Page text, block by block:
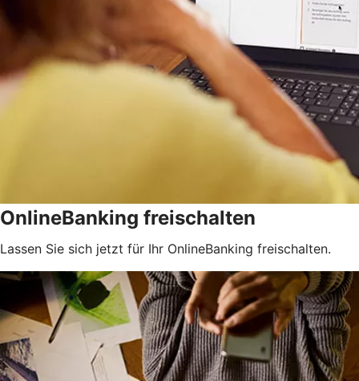
OnlineBanking freischalten
Lassen Sie sich jetzt für Ihr OnlineBanking freischalten.